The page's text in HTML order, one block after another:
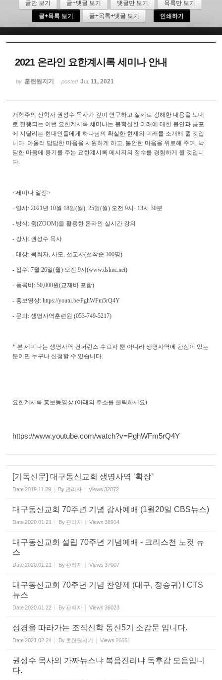
글만 보기 글+댓글 보기 댓글만 보기
목록만 보기
글+목록 보기
글+목록+댓글 보기 인쇄하기
2021 온라인 요한계시록 세미나 안내
by 훈련원지기 posted Jul 11, 2021
개혁주의 신학자 권성수 목사가 깊이 연구하고 실제로 강해한 내용을 토대
로 진행되는 이번 요한계시록 세미나는 불확실한 미래에 대한 불안과 공포
에 시달리는 현대인들에게 하나님의 확실한 현재와 미래를 소개해 줄 것입
니다. 아울러 답답한 마음을 시원하게 하고, 불안한 마음을 위로해 주며, 낙
담한 마음에 용기를 주는 요한계시록 메시지의 정수를 경험하게 될 것입니
다.
<세미나 일정>
- 일시 : 2021년 10월 18일(월), 25일(월) 오전9시- 13시30분
- 방식: 줌(ZOOM)을 활용한 온라인 실시간 강의
- 강사: 권성수 목사
-대상: 목회자,사모,선교사(선착순300명)
- 접수: 7월26일(월) 오전9시(www.dslmc.net)
- 등록비 : 50,000원(교재비 포함)
- 홍보영상: https://youtu.be/PghWFm5rQ4Y
- 문의:생명사역훈련원(053-749-5217)
* 본 세미나는 생명사역 컨퍼런스 수료자 뿐 아니라 생명사역에 관심이 있는
분이면 누구나 신청할 수 있습니다.
요한계시록 홍보동영상 (아래의 주소를 클릭하세요)
https://www.youtube.com/watch?v=PghWFm5rQ4Y
[기독신문] 대구동신교회 생명사역 ‘확장’
Date 2019.11.29 By 관리자 Views 32872
대구동신교회 70주년 기념 감사예배 (1월20일 CBS뉴스)
Date 2020.01.21 By 관리자 Views 38914
대구동신교회 설립 70주년 기념예배 - 크리스천 노컷 뉴
스
Date 2020.01.21 By 관리자 Views 37007
대구동신교회 70주년 기념 찬양제 (대구, 정승귀) l CTS
뉴스
Date 2020.01.22 By 관리자 Views 36023
성경을 따라가는 조직신학 동신5기 소감문 입니다.
Date 2021.02.24 By 훈련원지기 Views 26661
권성수 목사의 가짜뉴스냐 복음진리냐 독후감 모음입니
다.
Sketchbook5, 스케치북5
Sketchbook5, 스케치북5